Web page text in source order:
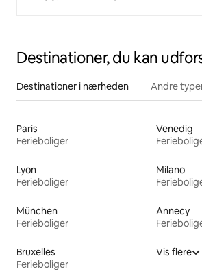
Destinationer, du kan
Destinationer i nærheden Andre
Paris
Ferieboliger
Venedig
Lyon
Ferieboliger
Milano
München
Ferieboliger
Annecy
Bruxelles
Ferieboliger
Vis flere